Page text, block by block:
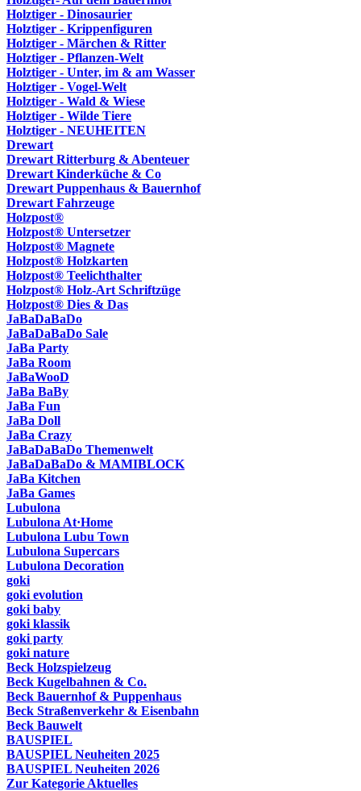
Holztiger - Dinosaurier
Holztiger - Krippenfiguren
Holztiger - Märchen & Ritter
Holztiger - Pflanzen-Welt
Holztiger - Unter, im & am Wasser
Holztiger - Vogel-Welt
Holztiger - Wald & Wiese
Holztiger - Wilde Tiere
Holztiger - NEUHEITEN
Drewart
Drewart Ritterburg & Abenteuer
Drewart Kinderküche & Co
Drewart Puppenhaus & Bauernhof
Drewart Fahrzeuge
Holzpost®
Holzpost® Untersetzer
Holzpost® Magnete
Holzpost® Holzkarten
Holzpost® Teelichthalter
Holzpost® Holz-Art Schriftzüge
Holzpost® Dies & Das
JaBaDaBaDo
JaBaDaBaDo Sale
JaBa Party
JaBa Room
JaBaWooD
JaBa BaBy
JaBa Fun
JaBa Doll
JaBa Crazy
JaBaDaBaDo Themenwelt
JaBaDaBaDo & MAMIBLOCK
JaBa Kitchen
JaBa Games
Lubulona
Lubulona At·Home
Lubulona Lubu Town
Lubulona Supercars
Lubulona Decoration
goki
goki evolution
goki baby
goki klassik
goki party
goki nature
Beck Holzspielzeug
Beck Kugelbahnen & Co.
Beck Bauernhof & Puppenhaus
Beck Straßenverkehr & Eisenbahn
Beck Bauwelt
BAUSPIEL
BAUSPIEL Neuheiten 2025
BAUSPIEL Neuheiten 2026
Zur Kategorie Aktuelles